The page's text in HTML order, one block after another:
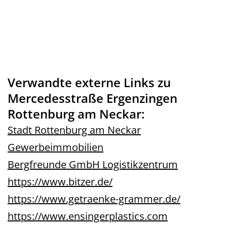
Verwandte externe Links zu
Mercedesstraße Ergenzingen
Rottenburg am Neckar:
Stadt Rottenburg am Neckar
Gewerbeimmobilien
Bergfreunde GmbH Logistikzentrum
https://www.bitzer.de/
https://www.getraenke-grammer.de/
https://www.ensingerplastics.com